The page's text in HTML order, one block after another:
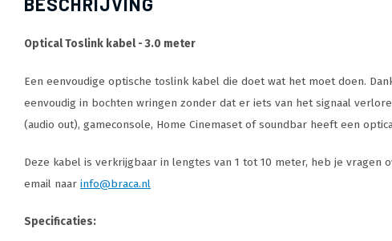
Optical Toslink kabel - 3.0 meter
Een eenvoudige optische toslink kabel die doet wat het moet doen.
eenvoudig in bochten wringen zonder dat er iets van het signaal
(audio out), gameconsole, Home Cinemaset of soundbar heeft een
Deze kabel is verkrijgbaar in lengtes van 1 tot 10 meter, heb je
email naar info@braca.nl
Specificaties: